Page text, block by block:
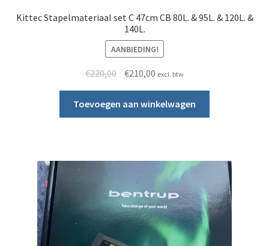
Kittec Stapelmateriaal set C 47cm CB 80L. & 95L. & 120L. &
140L.
AANBIEDING!
€220,00 Oorspronkelijke prijs was: €220,00.
€210,00Huidige prijs is: €210,00.
excl. btw
Toevoegen aan winkelwagen